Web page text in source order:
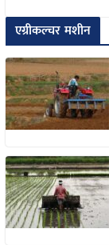
एग्रीकल्चर मशीन